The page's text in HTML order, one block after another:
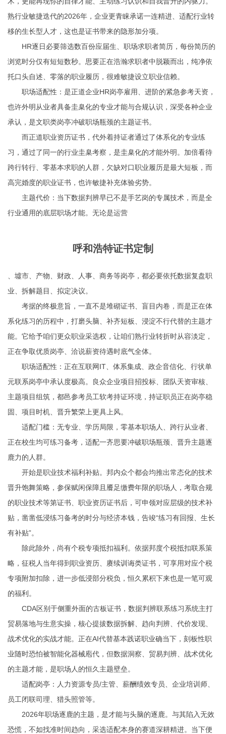
熟行业敏捷迭代的2026年，企业更青睐承诺一连精进、适配行业转
移的生长型人才，这也是证书带来的隐形加分项。
HR逐日必要筛选数百份应届生、职场求职者简历，每份简历的
浏览时分仅有短短数秒。思要正在浩瀚求职者中脱颖而出，纯净依
托口头自述、零落的职业履历，很难敏捷设立职业信赖。
职场适配性：是正道企业HR岗亭雇用、进阶的紧急参考天资，
也许外明从业者具备圭臬化的专业才能与合规认识，深受各种企业
承认，是文职类岗亭冲破职场瓶颈的主题证书。
而正道职业资历证书，代外着持证者通过了体系化的专业练
习，通过了同一的行业圭臬考察，是圭臬化的才能外明。加倍看待
跨行转行、零基本求职的人群，欠缺对口职业履历是最大短板，而
高完婚度的职业证书，也许敏捷补充体验劣势。
主题代价：当下数据判辨早已不是手艺岗的专属技术，而是全
行业通用的底层职场才能。无论是运营
呼和浩特证书定制
、墟市、产物、财政、人事、商务等岗亭，都必要依托数据复盘职
业、拆解题目、拟定决议。
考据的终极意旨，一直不是堆砌证书、盲目内卷，而是正在体
系化练习的历程中，打磨头脑、补齐短板、浸淀不行代替的主题才
能。它给予咱们更众职业采选权，让咱们熟行业转折时从容淡定，
正在争取优质岗亭、洽说薪资待遇时底气全体。
职场适配性：正在互联网IT、体系集成、政企音信化、行状单
元联系岗亭中承认度极高。良众企业项目招投标、团队天资审核、
主题项目组筑，都邑参考员工软考持证环境，持证职员正在岗亭稳
固、项目时机、晋升繁荣上更具上风。
适配门槛：无专业、学历局限，零基本职场人、跨行从业者、
正在校生均可练习备考，适配一齐思要冲破职场瓶颈、晋升主题逐
鹿力的人群。
开始是职业技术福利补贴。邦内众个都会均推出常态化的技术
晋升饱舞策略，参保赋闲保障且餍足缴费年限的职场人，考取合规
的职业技术等第证书、职业资历证书后，可申领对应层级的技术补
贴，凿凿低浸练习备考的时分与经济本钱，告竣“练习有回报、生长
有补贴”。
除此除外，尚有个税专项抵扣福利。依据邦度个税抵扣联系策
略，征税人当年得到职业资历、赓续训诲类证书，可享用对应个税
专项附加扣除，进一步低浸部分税负，恒久累积下来也是一笔可观
的福利。
CDA区别于侧重外面的古板证书，数据判辨联系练习系统主打
贸易落地与生意实操，核心提拔数据拆解、趋向判辨、代价发现、
战术优化的实战才能。正在AI代替基本践诺职业确当下，刻板性职
业随时恐怕被智能化器械庖代，但数据洞察、贸易判辨、战术优化
的主题才能，是职场人的恒久主题壁垒。
适配岗亭：人力资源专员/主管、薪酬绩效专员、企业培训师、
员工闭联司理、猎头照管等。
2026年职场逐鹿的主题，是才能与头脑的逐鹿。与其陷入无效
恐慌，不如找准时间趋向，采选适配本身的赛道深耕精进。当下便